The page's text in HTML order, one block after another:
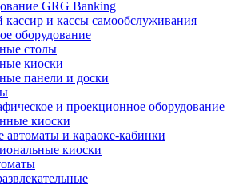
GRG Banking
и кассы самообслуживания
оборудование
столы
киоски
панели и доски
и проекционное оборудование
киоски
и караоке-кабинки
киоски